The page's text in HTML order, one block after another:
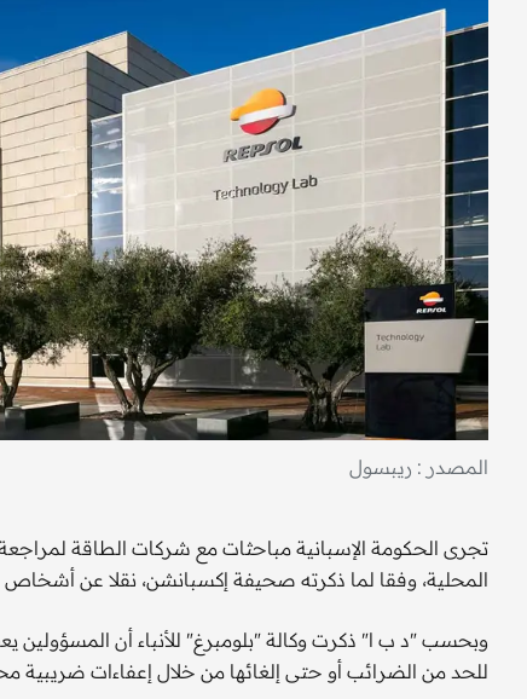
المصدر : ريبسول
المحلية، وفقا لما ذكرته صحيفة إكسبانشن، نقلا عن
وبحسب "د ب ا" ذكرت وكالة "بلومبرغ" للأنباء أن
للحد من الضرائب أو حتى إلغائها من خلال إعفاءات ضريبية